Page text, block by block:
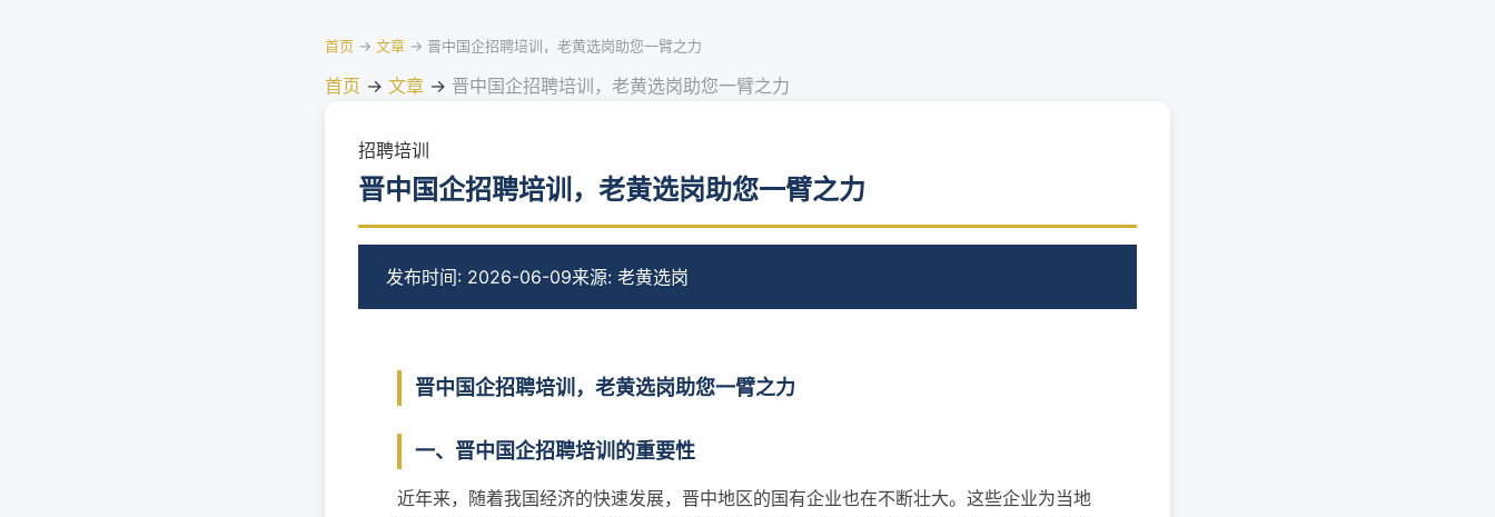
首页 → 文章 → 晋中国企招聘培训，老黄选岗助您一臂之力
首页 → 文章 → 晋中国企招聘培训，老黄选岗助您一臂之力
招聘培训
晋中国企招聘培训，老黄选岗助您一臂之力
发布时间: 2026-06-09来源: 老黄选岗
晋中国企招聘培训，老黄选岗助您一臂之力
一、晋中国企招聘培训的重要性
近年来，随着我国经济的快速发展，晋中地区的国有企业也在不断壮大。这些企业为当地